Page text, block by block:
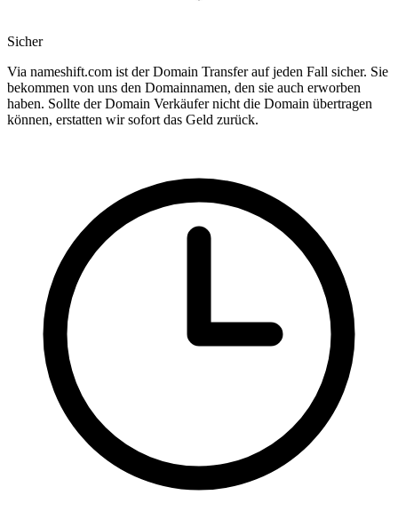
Sicher
Via nameshift.com ist der Domain Transfer auf jeden Fall sicher. Sie
bekommen von uns den Domainnamen, den sie auch erworben
haben. Sollte der Domain Verkäufer nicht die Domain übertragen
können, erstatten wir sofort das Geld zurück.